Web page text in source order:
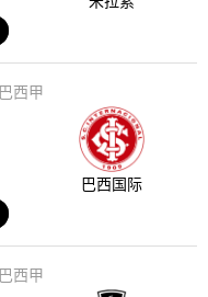
巴西甲
巴西国际
巴西甲